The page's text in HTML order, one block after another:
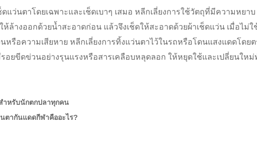
ดแว่นตาโดยเฉพาะและเช็ดเบาๆ เสมอ หลีกเลี่ยงการใช้วัตถุที่มีความหยา
างออกด้วยน้ำสะอาดก่อน แล้วจึงเช็ดให้สะอาดด้วยผ้าเช็ดแว่น เมื่อไม่ใ
รือความเสียหาย หลีกเลี่ยงการทิ้งแว่นตาไว้ในรถหรือโดนแสงแดดโดย
ยขีดข่วนอย่างรุนแรงหรือสารเคลือบหลุดลอก ให้หยุดใช้และเปลี่ยนให
ำหรับนักตกปลาทุกคน
ตากันแดดกีฬาคืออะไร?